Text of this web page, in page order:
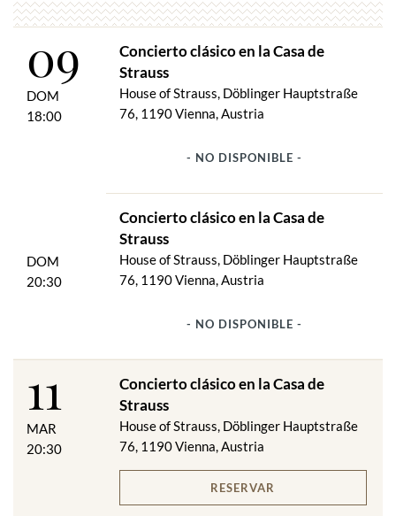
09
DOM
18:00
Concierto clásico en la Casa de
Strauss
House of Strauss, Döblinger Hauptstraße
76, 1190 Vienna, Austria
- NO DISPONIBLE -
DOM
20:30
Concierto clásico en la Casa de
Strauss
House of Strauss, Döblinger Hauptstraße
76, 1190 Vienna, Austria
- NO DISPONIBLE -
11
MAR
20:30
Concierto clásico en la Casa de
Strauss
House of Strauss, Döblinger Hauptstraße
76, 1190 Vienna, Austria
RESERVAR